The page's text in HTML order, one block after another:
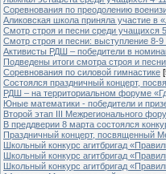
Cоревнования по преодолению
Аликовская школа приняла участие в
Смотр строя и песни среди учащихся
Смотр строя и песни: выступление 8-9
Активисты РДШ – победители в
Подведены итоги смотра строя и песни
Соревнования по силовой гимнастике
Состоялся праздничный концерт,
РДШ – на территориальном форуме
Юные математики - победители и
Второй этап III Межрегионального
В преддверии 8 марта состоялся
Праздничный концерт, посвященный
Школьный конкурс агитбригад
Школьный конкурс агитбригад
Школьный конкурс агитбригад